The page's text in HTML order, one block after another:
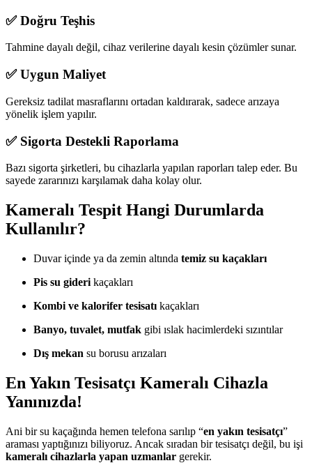
✅ Doğru Teşhis
Tahmine dayalı değil, cihaz verilerine dayalı kesin çözümler sunar.
✅ Uygun Maliyet
Gereksiz tadilat masraflarını ortadan kaldırarak, sadece arızaya
yönelik işlem yapılır.
✅ Sigorta Destekli Raporlama
Bazı sigorta şirketleri, bu cihazlarla yapılan raporları talep eder. Bu
sayede zararınızı karşılamak daha kolay olur.
Kameralı Tespit Hangi Durumlarda
Kullanılır?
Duvar içinde ya da zemin altında temiz su kaçakları
Pis su gideri kaçakları
Kombi ve kalorifer tesisatı kaçakları
Banyo, tuvalet, mutfak gibi ıslak hacimlerdeki sızıntılar
Dış mekan su borusu arızaları
En Yakın Tesisatçı Kameralı Cihazla
Yanınızda!
Ani bir su kaçağında hemen telefona sarılıp “en yakın tesisatçı”
araması yaptığınızı biliyoruz. Ancak sıradan bir tesisatçı değil, bu işi
kameralı cihazlarla yapan uzmanlar gerekir.